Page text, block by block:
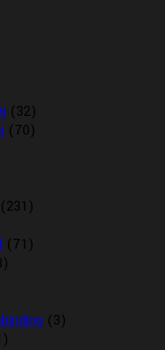
(32)
(70)
(231)
(71)
(3)